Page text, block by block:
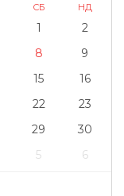
СБ НД
1
2
8
9
15
16
22
23
29
30
5 6